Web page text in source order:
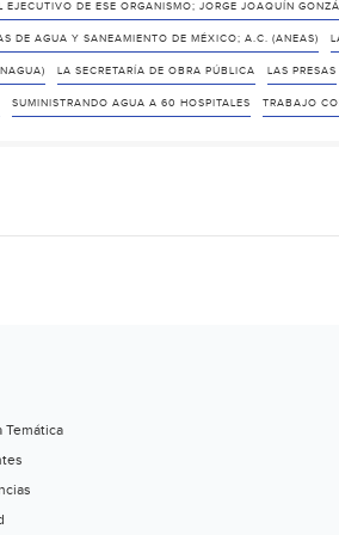
EJECUTIVO DE ESE ORGANISMO; JORGE JOAQUÍN
DE AGUA Y SANEAMIENTO DE MÉXICO; A.C. (ANEAS)
LA SECRETARÍA DE OBRA PÚBLICA LAS PRESAS
SUMINISTRANDO AGUA A 60 HOSPITALES TRABAJO
Temática